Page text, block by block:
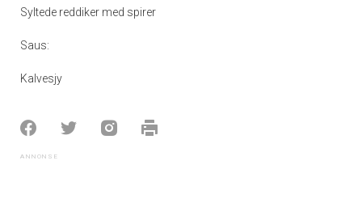
Syltede reddiker med spirer
Saus:
Kalvesjy